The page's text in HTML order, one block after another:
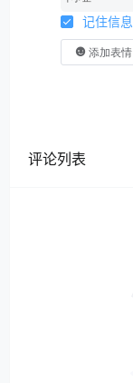
记住信息
添加表情
评论列表